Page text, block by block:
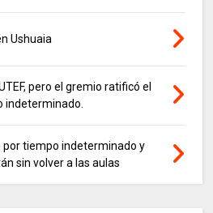
Ushuaia
pero el gremio ratificó el
indeterminado.
por tiempo indeterminado y
sin volver a las aulas